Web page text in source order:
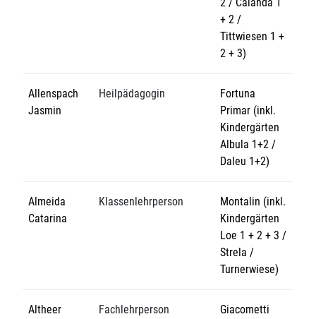
+ 2 /
Tittwiesen 1 +
2 + 3)
Allenspach
Jasmin
Heilpädagogin
Fortuna
Primar (inkl.
Kindergärten
Albula 1+2 /
Daleu 1+2)
Almeida
Catarina
Klassenlehrperson
Montalin (inkl.
Kindergärten
Loe 1 + 2 + 3 /
Strela /
Turnerwiese)
Altheer
Fachlehrperson Giacometti